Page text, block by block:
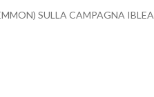
SULLA CAMPAGNA IBLEA